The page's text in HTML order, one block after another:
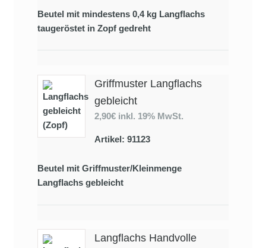
Beutel mit mindestens 0,4 kg Langflachs
taugeröstet in Zopf gedreht
Griffmuster Langflachs
gebleicht
2,90€ inkl. 19% MwSt.
Artikel: 91123
Beutel mit Griffmuster/Kleinmenge
Langflachs gebleicht
Langflachs Handvolle